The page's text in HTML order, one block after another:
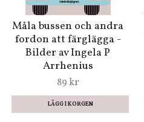
Måla bussen och andra
fordon att färglägga -
Bilder av Ingela P
Arrhenius
89 kr